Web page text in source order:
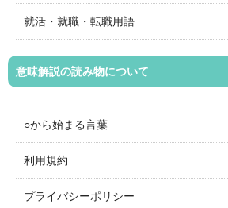
就活・就職・転職用語
意味解説の読み物について
○から始まる言葉
利用規約
プライバシーポリシー